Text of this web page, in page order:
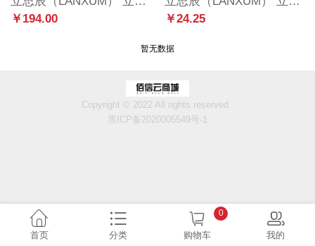
￥194.00
￥24.25
暂无数据
Copyright © 2022 All rights reserved.
黑ICP备2020005549号-1
首页 分类 购物车
0
我的